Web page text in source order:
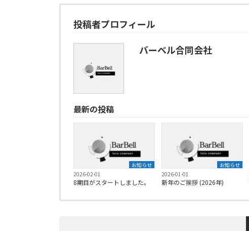
投稿者プロフィール
バーベル合同会社
最新の投稿
お知らせ
2026-02-01
8期目がスタートしました。
お知らせ
2026-01-01
新年のご挨拶 (2026年)